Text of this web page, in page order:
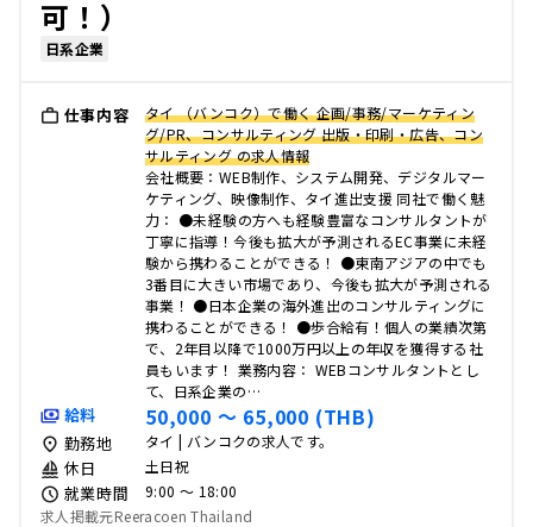
可！）
日系企業
仕事内容
タイ （バンコク）で働く 企画/事務/マーケティン
グ/PR、コンサルティング 出版・印刷・広告、コン
サルティング の求人情報
会社概要：WEB制作、システム開発、デジタルマー
ケティング、映像制作、タイ進出支援 同社で働く魅
力： ●未経験の方へも経験豊富なコンサルタントが
丁寧に指導！今後も拡大が予測されるEC事業に未経
験から携わることができる！ ●東南アジアの中でも
3番目に大きい市場であり、今後も拡大が予測される
事業！ ●日本企業の海外進出のコンサルティングに
携わることができる！ ●歩合給有！個人の業績次第
で、2年目以降で1000万円以上の年収を獲得する社
員もいます！ 業務内容： WEBコンサルタントとし
て、日系企業の…
給料 50,000 〜 65,000 (THB)
勤務地 タイ | バンコクの求人です。
休日 土日祝
就業時間
9:00 〜 18:00
求人掲載元Reeracoen Thailand